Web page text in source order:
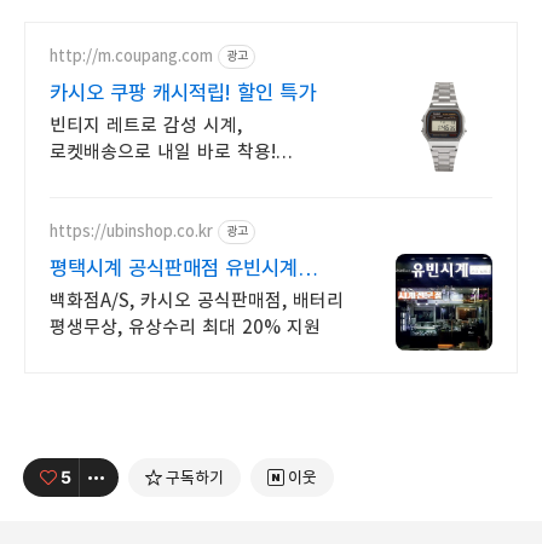
http://m.coupang.com 광고
카시오 쿠팡 캐시적립! 할인 특가
빈티지 레트로 감성 시계,
로켓배송으로 내일 바로 착용!
https://ubinshop.co.kr 광고
평택시계 공식판매점 유빈시계
구매시계 기본수리 평생무상
백화점A/S, 카시오 공식판매점, 배터리
평생무상, 유상수리 최대 20% 지원
5 구독하기 이웃